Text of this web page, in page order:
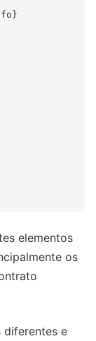
elementos
os
diferentes e